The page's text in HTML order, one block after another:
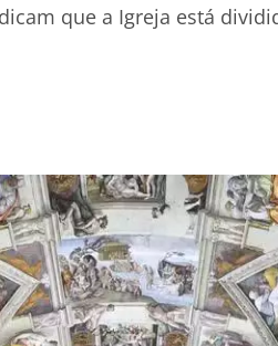
que a Igreja está